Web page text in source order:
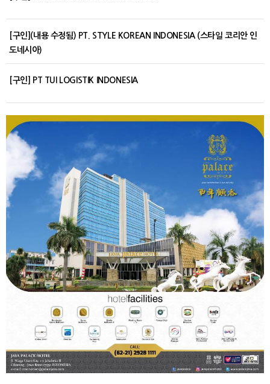
[구인](내용 수정됨) PT. STYLE KOREAN INDONESIA (스타일 코리안 인
도네시아)
[구인] PT TUI LOGISTIK INDONESIA